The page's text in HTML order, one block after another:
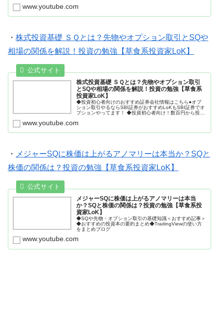
ちになるためのお金の使い方4...
www.youtube.com
・ 株式投資基礎 ＳＱとは？先物やオプション取引とSQや
相場の関係を解説！投資の勉強【草食系投資家LoK】
株式投資基礎 ＳＱとは？先物やオプション取引
とSQや相場の関係を解説！投資の勉強【草食系
投資家LoK】
◆投資初心者向けのおすすめ証券会社情報はこちら●オプ
ション取引やるならSBI証券がおすすめLoKもSBI証券でオ
プションやってます！ ◆投資初心者向け！数百円から投資
www.youtube.com
・ メジャーSQに株価は上がるアノマリーは本当か？SQと
株価の関係は？投資の勉強【草食系投資家LoK】
メジャーSQに株価は上がるアノマリーは本当
か？SQと株価の関係は？投資の勉強【草食系投
資家LoK】
◆SQや先物・オプション取引の基礎知識＜おすすめ記事＞
◆おすすめの投資本の要約まとめ◆TradingViewの使い方
をまとめブログ
www.youtube.com